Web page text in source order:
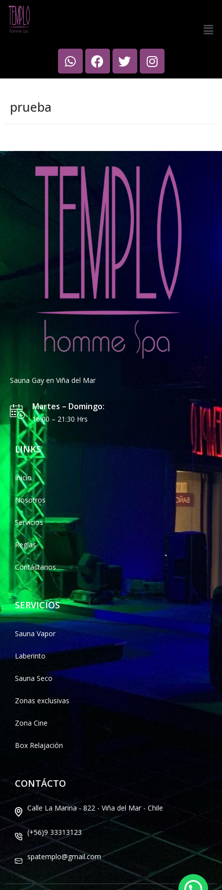
prueba
Sauna Gay en Viña del Mar
Martes – Domingo:
16:00 – 21:30 Hrs
LINKS
Inicio
Nosotros
Servicios
Reglas
Contáctanos
SERVICIOS
Sauna Vapor
Laberinto
Sauna Seco
Zonas exclusivas
Zona Cine
Box Relajación
CONTÁCTO
Calle La Marina - 822 - Viña del Mar - Chile
(+56)9 33313123
spatemplo@gmail.com